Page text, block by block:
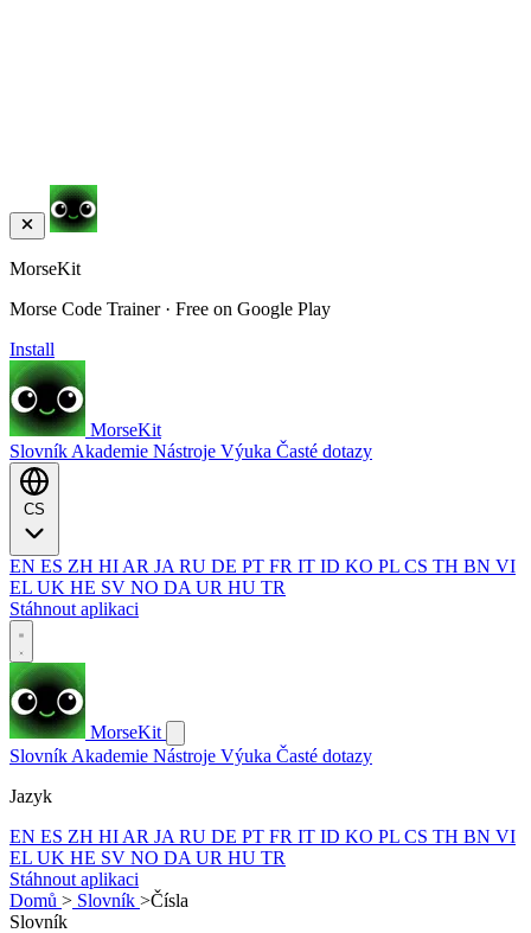
MorseKit
Morse Code Trainer · Free on Google Play
Install
MorseKit
Slovník Akademie Nástroje Výuka Časté dotazy
EN ES ZH HI AR JA RU DE PT FR IT ID KO PL CS TH BN VI
EL UK HE SV NO DA UR HU TR
Stáhnout aplikaci
MorseKit
Slovník Akademie Nástroje Výuka Časté dotazy
Jazyk
EN ES ZH HI AR JA RU DE PT FR IT ID KO PL CS TH BN VI
EL UK HE SV NO DA UR HU TR
Stáhnout aplikaci
Domů > Slovník >Čísla
Slovník